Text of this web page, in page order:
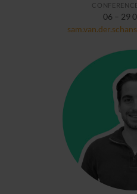
06 – 29